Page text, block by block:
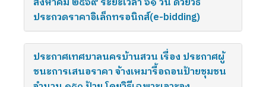
ประกวดราคาอิเล็กทรอนิกส์(e-bidding)
ประกาศเทศบาลนครบ้านสวน เรื่อง ประกาศผู้
ชนะการเสนอราคา จ้างเหมารื้อถอนป้ายชุมชน